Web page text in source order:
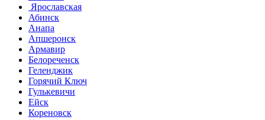
Ярославская
Абинск
Анапа
Апшеронск
Армавир
Белореченск
Геленджик
Горячий Ключ
Гулькевичи
Ейск
Кореновск